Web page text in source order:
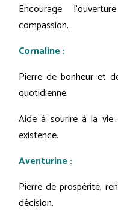
Encourage
compassion.
Cornaline :
Pierre de bonheur et
quotidienne.
Aide à sourire à la
existence.
Aventurine :
Pierre de prospérité,
décision.